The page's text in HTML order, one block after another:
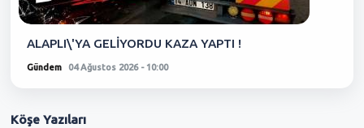
ALAPLI\'YA GELİYORDU KAZA YAPTI !
Gündem 04 Ağustos 2026 - 10:00
Köşe Yazıları